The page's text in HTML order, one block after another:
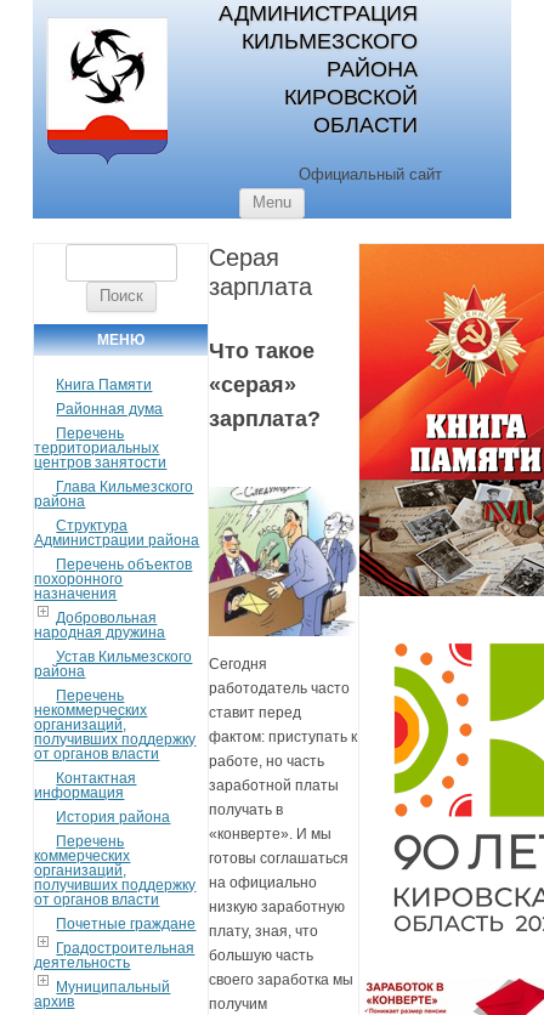
АДМИНИСТРАЦИЯ
КИЛЬМЕЗСКОГО
РАЙОНА
КИРОВСКОЙ
ОБЛАСТИ
Официальный сайт
Menu
МЕНЮ
Книга Памяти
Районная дума
Перечень
территориальных
центров занятости
Глава Кильмезского
района
Структура
Администрации района
Перечень объектов
похоронного
назначения
Добровольная
народная дружина
Устав Кильмезского
района
Перечень
некоммерческих
организаций,
получивших поддержку
от органов власти
Контактная
информация
История района
Перечень
коммерческих
организаций,
получивших поддержку
от органов власти
Почетные граждане
Градостроительная
деятельность
Муниципальный
архив
Серая
зарплата
Что такое
«серая»
зарплата?
Сегодня
работодатель часто
ставит перед
фактом: приступать к
работе, но часть
заработной платы
получать в
«конверте». И мы
готовы соглашаться
на официально
низкую заработную
плату, зная, что
большую часть
своего заработка мы
получим